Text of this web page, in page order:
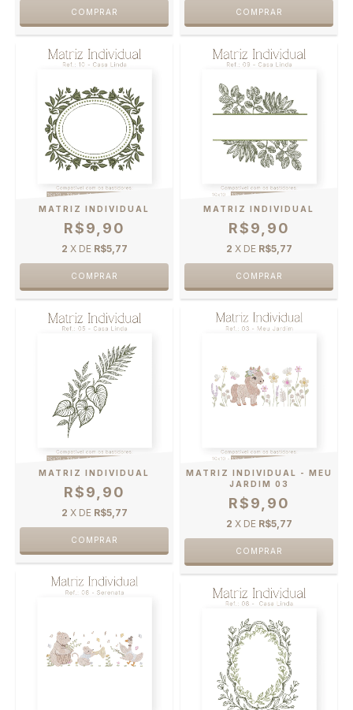
MATRIZ INDIVIDUAL
R$9,90
2 X DE R$5,77
MATRIZ INDIVIDUAL
R$9,90
2 X DE R$5,77
MATRIZ INDIVIDUAL
R$9,90
2 X DE R$5,77
MATRIZ INDIVIDUAL - MEU
JARDIM 03
R$9,90
2 X DE R$5,77